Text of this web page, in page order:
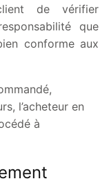
de vérifier
que
conforme aux
l’acheteur en
à